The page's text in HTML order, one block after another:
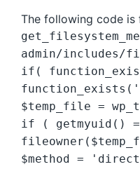
The following code is
admin/includes/
if(
$temp_file =
if ( getmyuid()
$method =